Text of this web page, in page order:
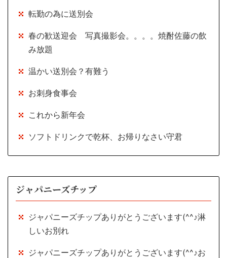
転勤の為に送別会
春の歓送迎会 写真撮影会。。。。焼酎佐藤の飲
み放題
温かい送別会？有難う
お刺身食事会
これから新年会
ソフトドリンクで乾杯、お帰りなさい守君
ジャパニーズチップ
ジャパニーズチップありがとうございます(^^♪淋
しいお別れ
ジャパニーズチップありがとうございます(^^♪お